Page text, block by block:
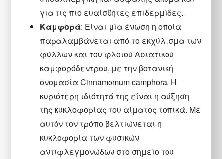
για τις πιο ευαίσθητες επιδερμίδες.
Καμφορά: Είναι μία ένωση η οποία
παραλαμβάνεται από το εκχύλισμα των
φύλλων και του φλοιού Ασιατικού
καμφορόδεντρου, με την βοτανική
ονομασία Cinnamomum camphora. Η
κυριότερη ιδιότητά της είναι η αύξηση
της κυκλοφορίας του αίματος τοπικά. Με
αυτόν τον τρόπο βελτιώνεται η
κυκλοφορία των φυσικών
αντιφλεγμονώδων στο σημείο του